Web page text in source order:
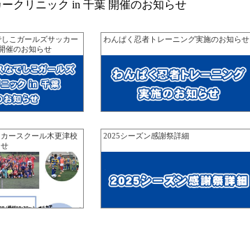
クリニック in 千葉 開催のお知らせ
こガールズサッカー
催のお知らせ
わんぱく忍者トレーニング実施のお知らせ
ースクール木更津校
2025シーズン感謝祭詳細